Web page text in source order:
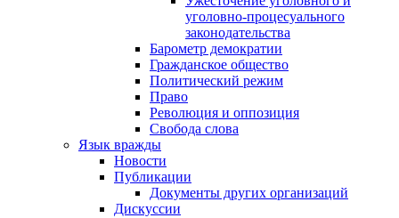
уголовно-процесуального
законодательства
Барометр демократии
Гражданское общество
Политический режим
Право
Революция и оппозиция
Свобода слова
Язык вражды
Новости
Публикации
Документы других организаций
Дискуссии